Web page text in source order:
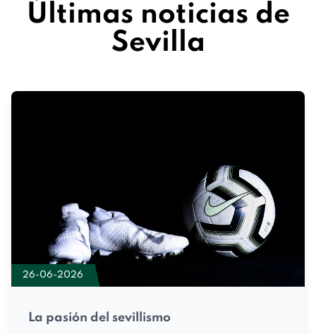
Últimas noticias de
Sevilla
26-06-2026
La pasión del sevillismo